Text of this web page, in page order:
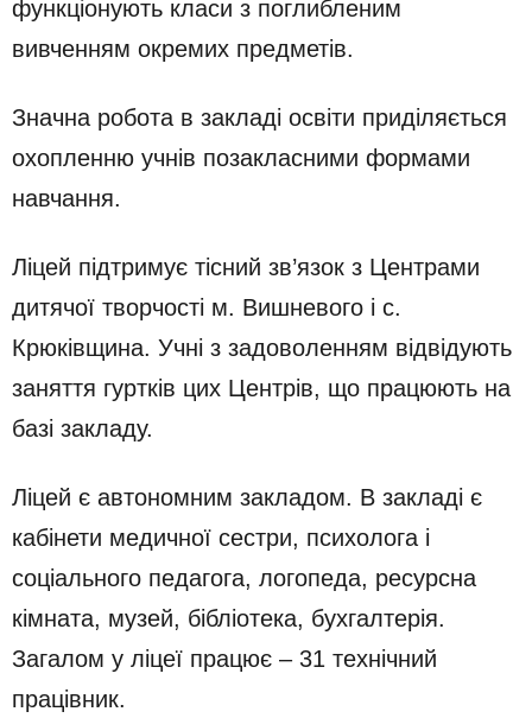
функціонують класи з поглибленим
вивченням окремих предметів.
Значна робота в закладі освіти приділяється
охопленню учнів позакласними формами
навчання.
Ліцей підтримує тісний зв’язок з Центрами
дитячої творчості м. Вишневого і с.
Крюківщина. Учні з задоволенням відвідують
заняття гуртків цих Центрів, що працюють на
базі закладу.
Ліцей є автономним закладом. В закладі є
кабінети медичної сестри, психолога і
соціального педагога, логопеда, ресурсна
кімната, музей, бібліотека, бухгалтерія.
Загалом у ліцеї працює – 31 технічний
працівник.